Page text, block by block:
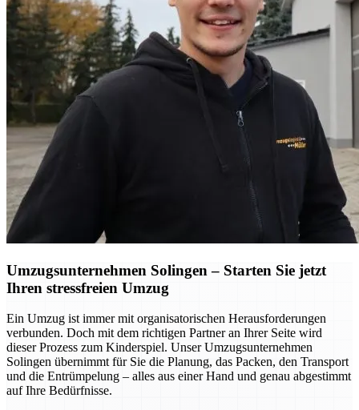
Umzugsunternehmen Solingen – Starten Sie jetzt
Ihren stressfreien Umzug
Ein Umzug ist immer mit organisatorischen Herausforderungen
verbunden. Doch mit dem richtigen Partner an Ihrer Seite wird
dieser Prozess zum Kinderspiel. Unser Umzugsunternehmen
Solingen übernimmt für Sie die Planung, das Packen, den Transport
und die Entrümpelung – alles aus einer Hand und genau abgestimmt
auf Ihre Bedürfnisse.